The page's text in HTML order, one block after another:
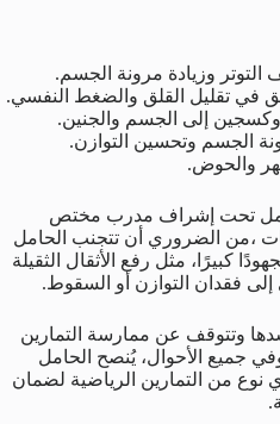
التوتر وزيادة مرونة الجسم.
في تقليل القلق والضغط النفسي.
إلى الجسم والجنين.
الجسم وتحسين التوازن.
والحوض.
تحت إشراف مدرب مختص
،من الضروري أن تتجنب الحامل
كبيرًا، مثل رفع الأثقال الثقيلة
إلى فقدان التوازن أو السقوط.
وتتوقف عن ممارسة التمارين
جميع الأحوال، يُنصح الحامل
نوع من التمارين الرياضية لضمان